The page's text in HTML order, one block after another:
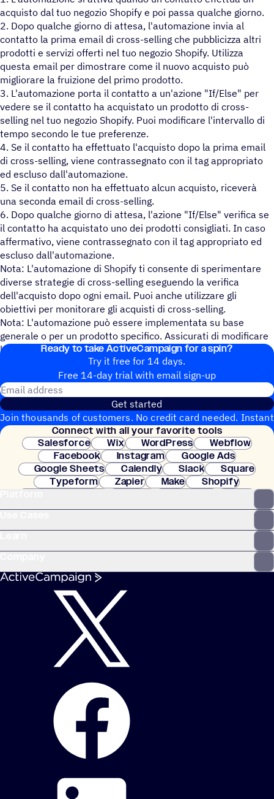
acquisto dal tuo negozio Shopify e poi passa qualche giorno.
2. Dopo qualche giorno di attesa, l'automazione invia al
contatto la prima email di cross-selling che pubblicizza altri
prodotti e servizi offerti nel tuo negozio Shopify. Utilizza
questa email per dimostrare come il nuovo acquisto può
migliorare la fruizione del primo prodotto.
3. L'automazione porta il contatto a un'azione "If/Else" per
vedere se il contatto ha acquistato un prodotto di cross-
selling nel tuo negozio Shopify. Puoi modificare l'intervallo di
tempo secondo le tue preferenze.
4. Se il contatto ha effettuato l'acquisto dopo la prima email
di cross-selling, viene contrassegnato con il tag appropriato
ed escluso dall'automazione.
5. Se il contatto non ha effettuato alcun acquisto, riceverà
una seconda email di cross-selling.
6. Dopo qualche giorno di attesa, l'azione "If/Else" verifica se
il contatto ha acquistato uno dei prodotti consigliati. In caso
affermativo, viene contrassegnato con il tag appropriato ed
escluso dall'automazione.
Nota: L'automazione di Shopify ti consente di sperimentare
diverse strategie di cross-selling eseguendo la verifica
dell'acquisto dopo ogni email. Puoi anche utilizzare gli
obiettivi per monitorare gli acquisti di cross-selling.
Nota: L'automazione può essere implementata su base
generale o per un prodotto specifico. Assicurati di modificare
le condizioni di conseguenza.
Ready to take ActiveCampaign for a spin?
Try it free for 14 days.
Free 14-day trial with email sign-up
Get started
Join thousands of customers. No credit card needed. Instant
setup.
Connect with all your favorite tools
Salesforce
Wix WordPress
Webflow
Facebook
Instagram
Google Ads
Google Sheets
Calendly Slack
Square
Typeform
Zapier Make
Shopify
Clay